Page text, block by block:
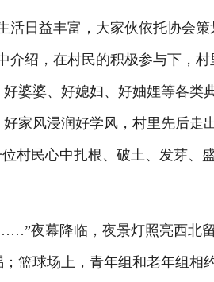
日益丰富，大家伙依托协会策
绍，在村民的积极参与下，村
婆婆、好媳妇、好妯娌等各类
家风浸润好学风，村里先后走
村民心中扎根、破土、发芽、
夜幕降临，夜景灯照亮西北
篮球场上，青年组和老年组相